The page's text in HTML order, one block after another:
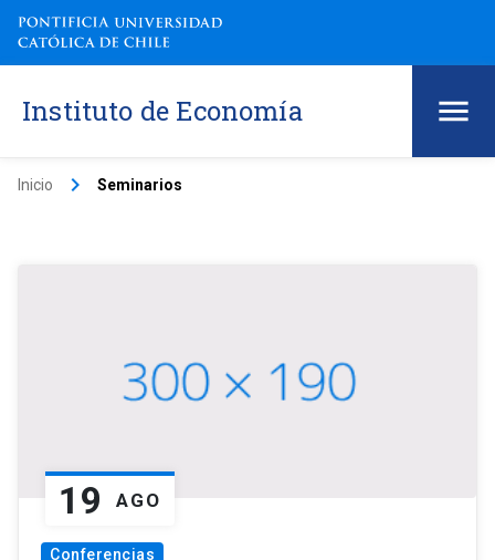
Instituto de Economía
Inicio keyboard_arrow_right Seminarios
19 AGO
Conferencias